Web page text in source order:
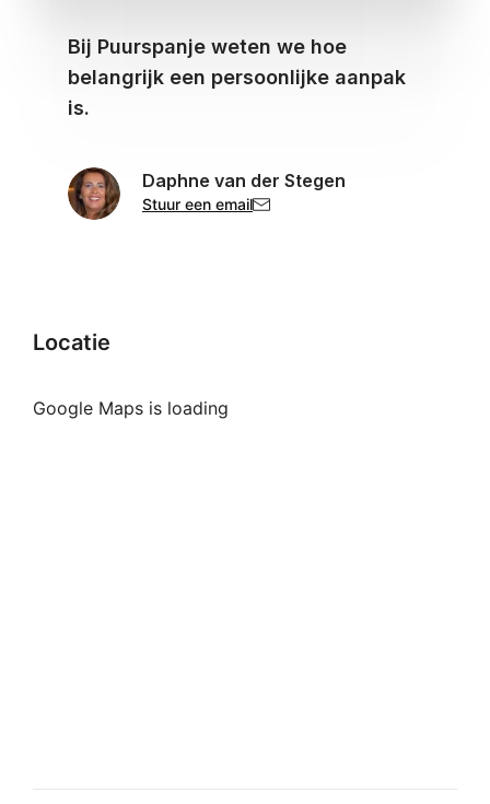
Bij Puurspanje weten we hoe
belangrijk een persoonlijke aanpak
is.
Daphne van der Stegen
Stuur een email
Locatie
Google Maps is loading